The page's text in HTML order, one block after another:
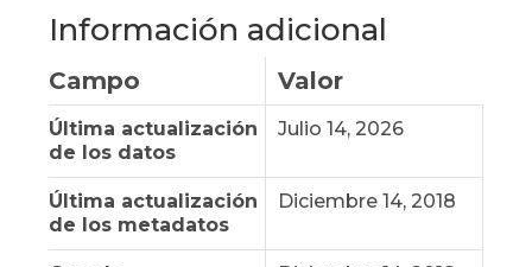
Información adicional
Campo Valor
Última actualización
de los datos
Julio 14, 2026
Última actualización
de los metadatos
Diciembre 14, 2018